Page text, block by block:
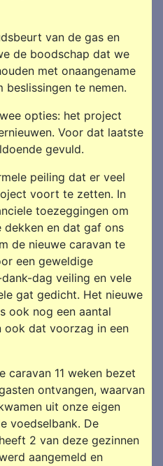
van de gas en
de boodschap dat we
met onaangename
beslissingen te nemen.
opties: het project
Voor dat laatste
gevuld.
peiling dat er veel
voort te zetten. In
toezeggingen om
en dat gaf ons
de nieuwe caravan te
een geweldige
dag veiling en vele
gat gedicht. Het nieuwe
ook nog een aantal
ook dat voorzag in een
caravan 11 weken bezet
ontvangen, waarvan
uit onze eigen
voedselbank. De
2 van deze gezinnen
aangemeld en